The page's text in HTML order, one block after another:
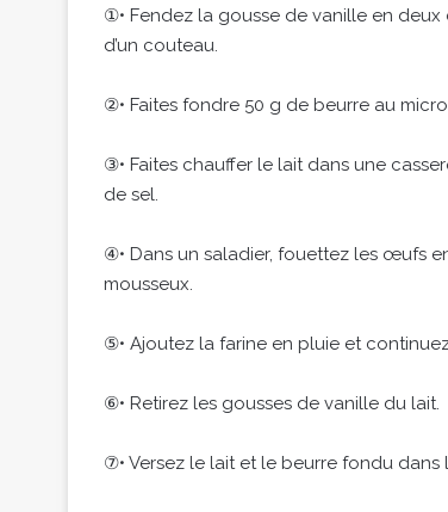
①• Fendez la gousse de vanille en deux
d’un couteau.
②• Faites fondre 50 g de beurre au
③• Faites chauffer le lait dans une
de sel.
④• Dans un saladier, fouettez les œufs
mousseux.
⑤• Ajoutez la farine en pluie et
⑥• Retirez les gousses de vanille du lait.
⑦• Versez le lait et le beurre fondu